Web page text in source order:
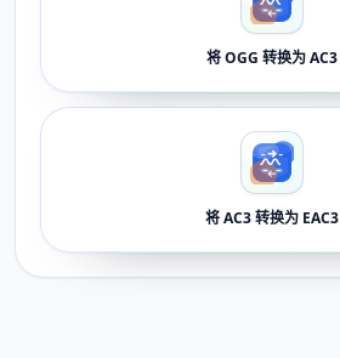
将 OGG 转换为 AC3
将 AC3 转换为 EAC3